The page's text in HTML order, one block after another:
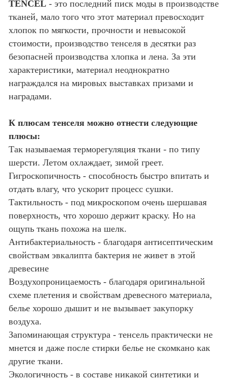
TENCEL - это последний писк моды в производстве
тканей, мало того что этот материал превосходит
хлопок по мягкости, прочности и невысокой
стоимости, производство тенселя в десятки раз
безопасней производства хлопка и лена. За эти
характеристики, материал неоднократно
награждался на мировых выставках призами и
наградами.
К плюсам тенселя можно отнести следующие
плюсы:
Так называемая терморегуляция ткани - по типу
шерсти. Летом охлаждает, зимой греет.
Гигроскопичность - способность быстро впитать и
отдать влагу, что ускорит процесс сушки.
Тактильность - под микроскопом очень шершавая
поверхность, что хорошо держит краску. Но на
ощупь ткань похожа на шелк.
Антибактериальность - благодаря антисептическим
свойствам эвкалипта бактерия не живет в этой
древесине
Воздухопроницаемость - благодаря оригинальной
схеме плетения и свойствам древесного материала,
белье хорошо дышит и не вызывает закупорку
воздуха.
Запоминающая структура - тенсель практически не
мнется и даже после стирки белье не скомкано как
другие ткани.
Экологичность - в составе никакой синтетики и